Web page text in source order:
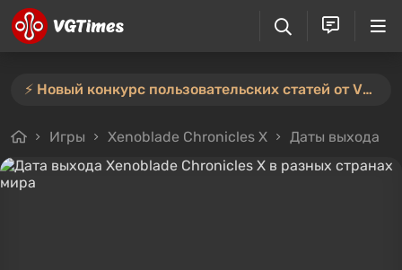
⚡️ Новый конкурс пользовательских статей от VGTimes — участвуйте тут ⚡️
Игры Xenoblade Chronicles X Даты выхода